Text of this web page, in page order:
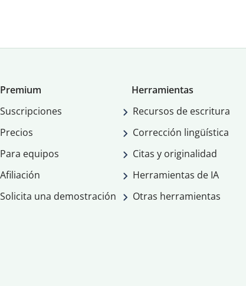
Premium
Suscripciones
Precios
Para equipos
Afiliación
Solicita una demostración
Herramientas
Recursos de escritura
Corrección lingüística
Citas y originalidad
Herramientas de IA
Otras herramientas